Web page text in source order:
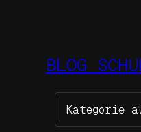
BLOG